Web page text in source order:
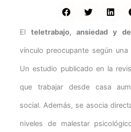
El teletrabajo, ansiedad y
vínculo preocupante según una
Un estudio publicado en la
que trabajar desde casa
social. Además, se asocia
niveles de malestar